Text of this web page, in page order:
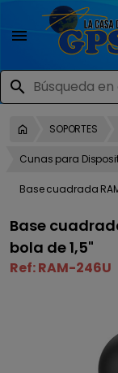

search
SOPORTES
Cunas para
Base cuadrada
Base
bola de 1,5"
Ref:RAM-246U